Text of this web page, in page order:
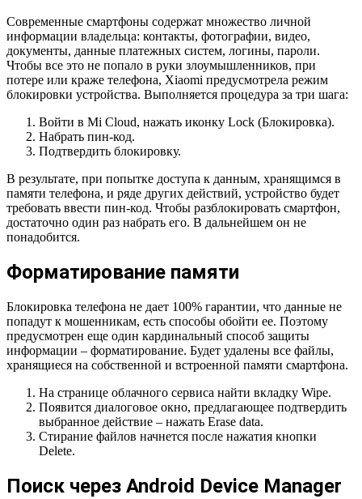
Современные смартфоны содержат множество личной
информации владельца: контакты, фотографии, видео,
документы, данные платежных систем, логины, пароли.
Чтобы все это не попало в руки злоумышленников, при
потере или краже телефона, Xiaomi предусмотрела режим
блокировки устройства. Выполняется процедура за три шага:
Войти в Mi Cloud, нажать иконку Lock (Блокировка).
Набрать пин-код.
Подтвердить блокировку.
В результате, при попытке доступа к данным, хранящимся в
памяти телефона, и ряде других действий, устройство будет
требовать ввести пин-код. Чтобы разблокировать смартфон,
достаточно один раз набрать его. В дальнейшем он не
понадобится.
Форматирование памяти
Блокировка телефона не дает 100% гарантии, что данные не
попадут к мошенникам, есть способы обойти ее. Поэтому
предусмотрен еще один кардинальный способ защиты
информации – форматирование. Будет удалены все файлы,
хранящиеся на собственной и встроенной памяти смартфона.
На странице облачного сервиса найти вкладку Wipe.
Появится диалоговое окно, предлагающее подтвердить
выбранное действие – нажать Erase data.
Стирание файлов начнется после нажатия кнопки
Delete.
Поиск через Android Device Manager